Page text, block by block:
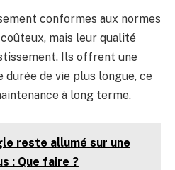
conformes aux normes
mais leur qualité
Ils offrent une
de vie plus longue, ce
à long terme.
reste allumé sur une
: Que faire ?